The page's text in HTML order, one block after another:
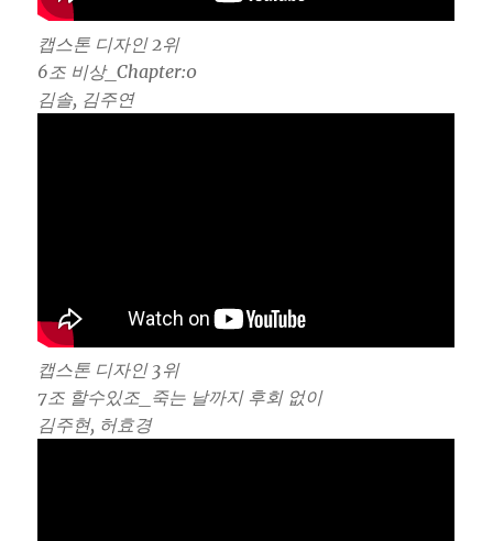
캡스톤 디자인 2위
6조 비상_Chapter:0
김솔, 김주연
캡스톤 디자인 3위
7조 할수있조_죽는 날까지 후회 없이
김주현, 허효경